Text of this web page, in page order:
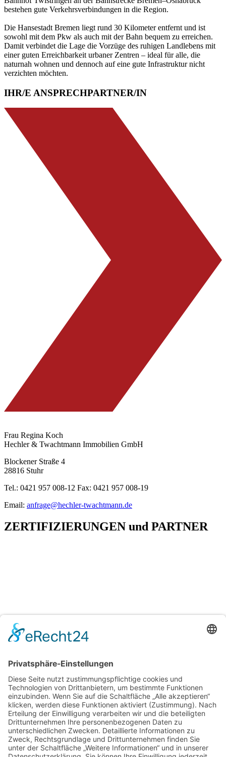
bestehen gute Verkehrsverbindungen in die Region.
Die Hansestadt Bremen liegt rund 30 Kilometer entfernt und ist
sowohl mit dem Pkw als auch mit der Bahn bequem zu erreichen.
Damit verbindet die Lage die Vorzüge des ruhigen Landlebens mit
einer guten Erreichbarkeit urbaner Zentren – ideal für alle, die
naturnah wohnen und dennoch auf eine gute Infrastruktur nicht
verzichten möchten.
IHR/E ANSPRECHPARTNER/IN
Frau Regina Koch
Hechler & Twachtmann Immobilien GmbH
Blockener Straße 4
28816 Stuhr
Tel.: 0421 957 008-12 Fax: 0421 957 008-19
Email: anfrage@hechler-twachtmann.de
ZERTIFIZIERUNGEN und PARTNER
Hechler & Twachtmann Immobilien GmbH
Geschäftsführer: Tobias Gazzo
Blockener Str. 4
28816 Stuhr
Schwachhauser Heerstr. 18
28209 Bremen
Kontakt
Kundenbewertungen und Erfahrungen zu